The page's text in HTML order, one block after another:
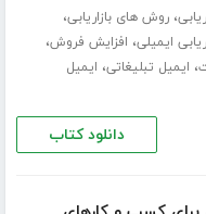
،روش های بازاریابی،
ایمیلی، افزایش فروش،
، ایمیل تبلیغاتی، ایمیل
دانلود کتاب